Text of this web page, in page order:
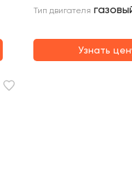
Тип двигателя
Узнать